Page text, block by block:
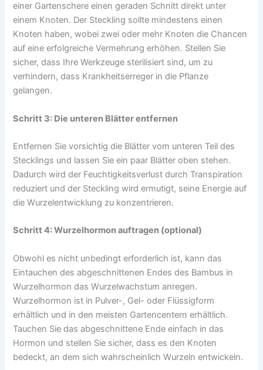
einer Gartenschere einen geraden Schnitt direkt unter
einem Knoten. Der Steckling sollte mindestens einen
Knoten haben, wobei zwei oder mehr Knoten die Chancen
auf eine erfolgreiche Vermehrung erhöhen. Stellen Sie
sicher, dass Ihre Werkzeuge sterilisiert sind, um zu
verhindern, dass Krankheitserreger in die Pflanze
gelangen.
Schritt 3: Die unteren Blätter entfernen
Entfernen Sie vorsichtig die Blätter vom unteren Teil des
Stecklings und lassen Sie ein paar Blätter oben stehen.
Dadurch wird der Feuchtigkeitsverlust durch Transpiration
reduziert und der Steckling wird ermutigt, seine Energie auf
die Wurzelentwicklung zu konzentrieren.
Schritt 4: Wurzelhormon auftragen (optional)
Obwohl es nicht unbedingt erforderlich ist, kann das
Eintauchen des abgeschnittenen Endes des Bambus in
Wurzelhormon das Wurzelwachstum anregen.
Wurzelhormon ist in Pulver-, Gel- oder Flüssigform
erhältlich und in den meisten Gartencentern erhältlich.
Tauchen Sie das abgeschnittene Ende einfach in das
Hormon und stellen Sie sicher, dass es den Knoten
bedeckt, an dem sich wahrscheinlich Wurzeln entwickeln.